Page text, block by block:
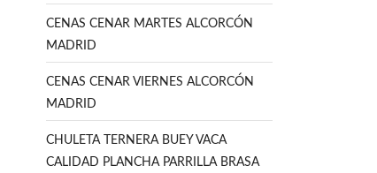
CENAS CENAR MARTES ALCORCÓN
MADRID
CENAS CENAR VIERNES ALCORCÓN
MADRID
CHULETA TERNERA BUEY VACA
CALIDAD PLANCHA PARRILLA BRASA